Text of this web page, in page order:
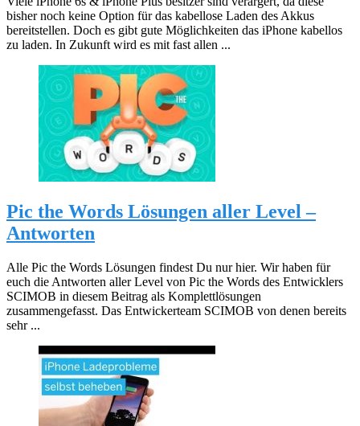
bisher noch keine Option für das kabellose Laden des Akkus
bereitstellen. Doch es gibt gute Möglichkeiten das iPhone kabellos
zu laden. In Zukunft wird es mit fast allen ...
Pic the Words Lösungen aller Level –
Antworten
Alle Pic the Words Lösungen findest Du nur hier. Wir haben für
euch die Antworten aller Level von Pic the Words des Entwicklers
SCIMOB in diesem Beitrag als Komplettlösungen
zusammengefasst. Das Entwickerteam SCIMOB von denen bereits
sehr ...